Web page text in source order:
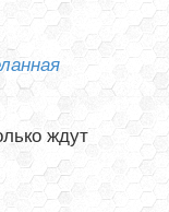
ждут